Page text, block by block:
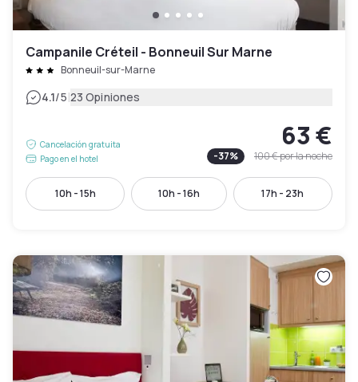
Campanile Créteil - Bonneuil Sur Marne
Bonneuil-sur-Marne
4.1/5|23 Opiniones
Cancelación gratuita
Pago en el hotel
63 €
-37% 100 €por la noche
10h - 15h 10h - 16h 17h - 23h